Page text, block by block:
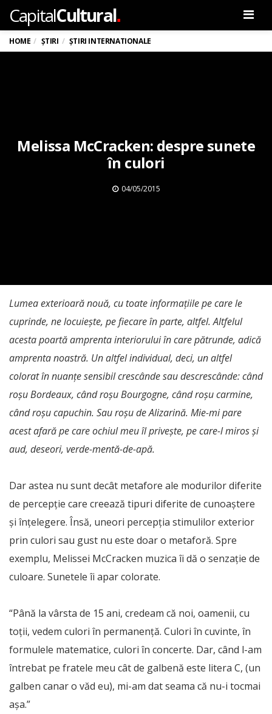
CapitalCultural.
HOME ȘTIRI ȘTIRI INTERNATIONALE
Melissa McCracken: despre sunete
în culori
04/05/2015
Lumea exterioară nouă, cu toate informațiile pe care le
cuprinde, ne locuiește, pe fiecare în parte, altfel. Altfelul
acesta poartă amprenta interiorului în care pătrunde, adică
amprenta noastră. Un altfel individual, deci, un altfel
colorat în nuanțe sensibil crescânde sau descrescânde: când
roșu Bordeaux, când roșu Bourgogne, când roșu carmine,
când roșu capuchin. Sau roșu de Alizarină. Mie-mi pare
acest afară pe care ochiul meu îl privește, pe care-l miros și
aud, deseori, verde-mentă-de-apă.
Dar astea nu sunt decât metafore ale modurilor diferite
de percepție care creează tipuri diferite de cunoaștere
și înțelegere. Însă, uneori percepția stimulilor exterior
prin culori sau gust nu este doar o metaforă. Spre
exemplu, Melissei McCracken muzica îi dă o senzație de
culoare. Sunetele îi apar colorate.
“Până la vârsta de 15 ani, credeam că noi, oamenii, cu
toții, vedem culori în permanență. Culori în cuvinte, în
formulele matematice, culori în concerte. Dar, când l-am
întrebat pe fratele meu cât de galbenă este litera C, (un
galben canar o văd eu), mi-am dat seama că nu-i tocmai
așa.”